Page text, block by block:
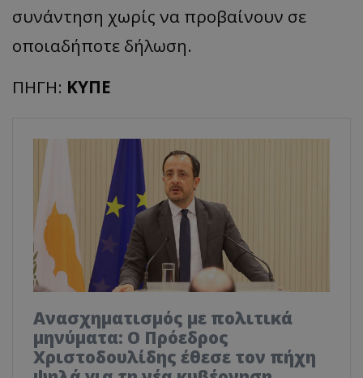
συνάντηση χωρίς να προβαίνουν σε
οποιαδήποτε δήλωση.
ΠΗΓΗ: ΚΥΠΕ
Ανασχηματισμός με πολιτικά
μηνύματα: Ο Πρόεδρος
Χριστοδουλίδης έθεσε τον πήχη